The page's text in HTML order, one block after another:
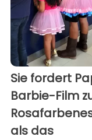
Sie fordert
Barbie-Film
als das